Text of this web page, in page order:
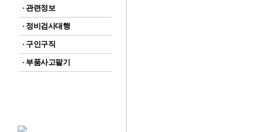
· 관련정보
· 정비검사대행
· 구인구직
· 부품사고팔기